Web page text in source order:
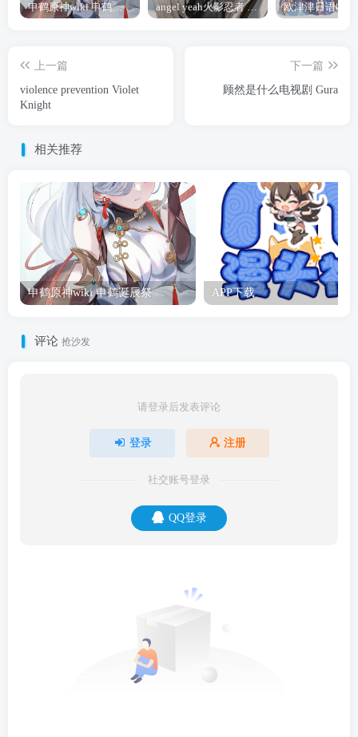
申鹤原神wiki 申鹤诞辰祭 angel yeah火影忍者 Angel
上一篇
violence prevention Violet
Knight
下一篇
顾然是什么电视剧 Gura
相关推荐
申鹤原神wiki 申鹤诞辰祭 APP下载
评论 抢沙发
请登录后发表评论
登录 注册
社交账号登录
QQ登录